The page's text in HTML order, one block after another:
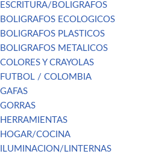
ESCRITURA/BOLIGRAFOS
BOLIGRAFOS ECOLOGICOS
BOLIGRAFOS PLASTICOS
BOLIGRAFOS METALICOS
COLORES Y CRAYOLAS
FUTBOL / COLOMBIA
GAFAS
GORRAS
HERRAMIENTAS
HOGAR/COCINA
ILUMINACION/LINTERNAS